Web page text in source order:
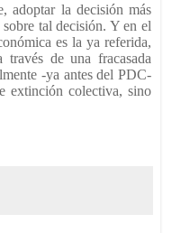
adoptar la decisión más
tal decisión. Y en el
es la ya referida,
de una fracasada
-ya antes del PDC-
extinción colectiva, sino